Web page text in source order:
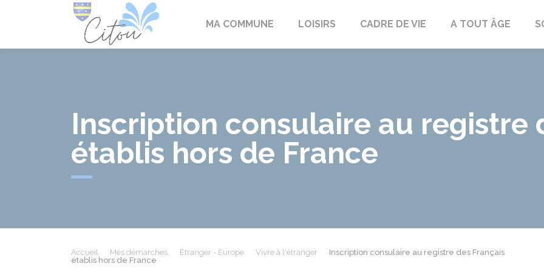
MA COMMUNE LOISIRS CADRE DE VIE A TOUT ÂGE
Inscription consulaire au registre
établis hors de France
Accueil Mes démarches Étranger - Europe Vivre à l'étranger
Inscription consulaire au registre des Français
établis hors de France